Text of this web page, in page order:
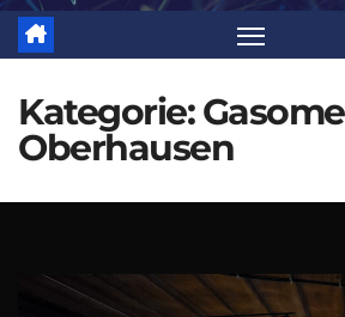
Kategorie:
Oberhausen